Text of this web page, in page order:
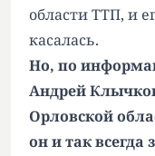
области ТТП, и
касалась.
Но, по
Андрей
Орловской
он и так всегда